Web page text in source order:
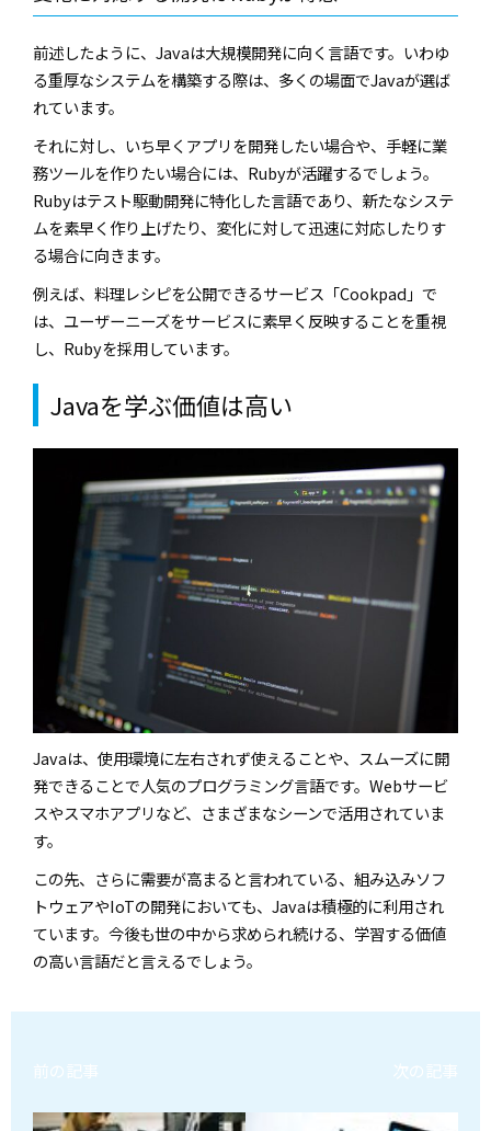
前述したように、Javaは大規模開発に向く言語です。いわゆ
る重厚なシステムを構築する際は、多くの場面でJavaが選ば
れています。
それに対し、いち早くアプリを開発したい場合や、手軽に業
務ツールを作りたい場合には、Rubyが活躍するでしょう。
Rubyはテスト駆動開発に特化した言語であり、新たなシステ
ムを素早く作り上げたり、変化に対して迅速に対応したりす
る場合に向きます。
例えば、料理レシピを公開できるサービス「Cookpad」で
は、ユーザーニーズをサービスに素早く反映することを重視
し、Rubyを採用しています。
Javaを学ぶ価値は高い
Javaは、使用環境に左右されず使えることや、スムーズに開
発できることで人気のプログラミング言語です。Webサービ
スやスマホアプリなど、さまざまなシーンで活用されていま
す。
この先、さらに需要が高まると言われている、組み込みソフ
トウェアやIoTの開発においても、Javaは積極的に利用され
ています。今後も世の中から求められ続ける、学習する価値
の高い言語だと言えるでしょう。
前の記事 次の記事